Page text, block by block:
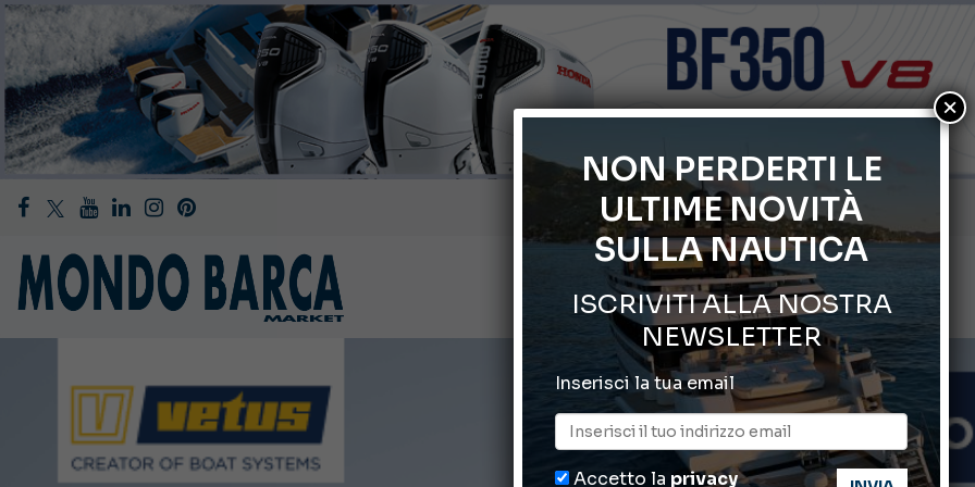
Gommoni Callegari acquisisce Geniuss
66° Salone Nautico Internazionale di Genova
Svelati i Mondiali di Wakeboard 2026
Cannes Yachting Festival 2026: tutte le novità attese a
Montecristo Yachting, l’orologio per il diportista
NON PERDERTI LE
ULTIME NOVITÀ
SULLA NAUTICA
ISCRIVITI ALLA NOSTRA
NEWSLETTER
Inserisci la tua email
Accetto la privacy
×